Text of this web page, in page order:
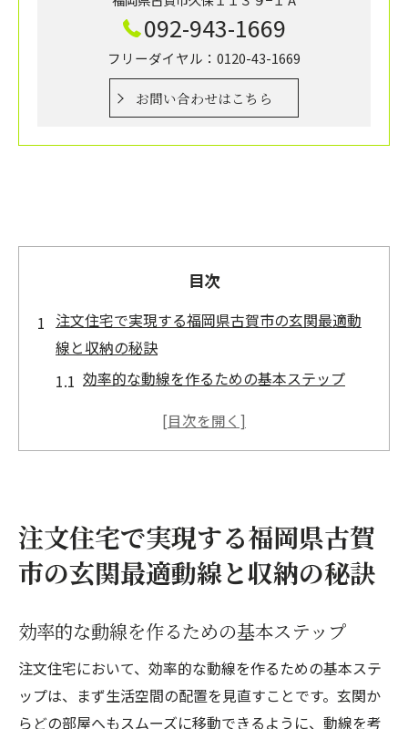
092-943-1669
フリーダイヤル：0120-43-1669
お問い合わせはこちら
目次
注文住宅で実現する福岡県古賀市の玄関最適動
線と収納の秘訣
効率的な動線を作るための基本ステップ
収納スペースを最大化するデザインアイデ
動線と収納を両立するためのテクニック
地元の専門家が教える玄関最適化のコツ
玄関の顔を作る！福岡県古賀市の注文住宅で考
える動線の重要性
玄関設計における動線確保の必要性
動線重視の家づくりで得られる利点
注文住宅で実現する福岡県古賀
市の玄関最適動線と収納の秘訣
効率的な動線を作るための基本ステップ
注文住宅において、効率的な動線を作るための基本ステ
ップは、まず生活空間の配置を見直すことです。玄関か
らどの部屋へもスムーズに移動できるように、動線を考